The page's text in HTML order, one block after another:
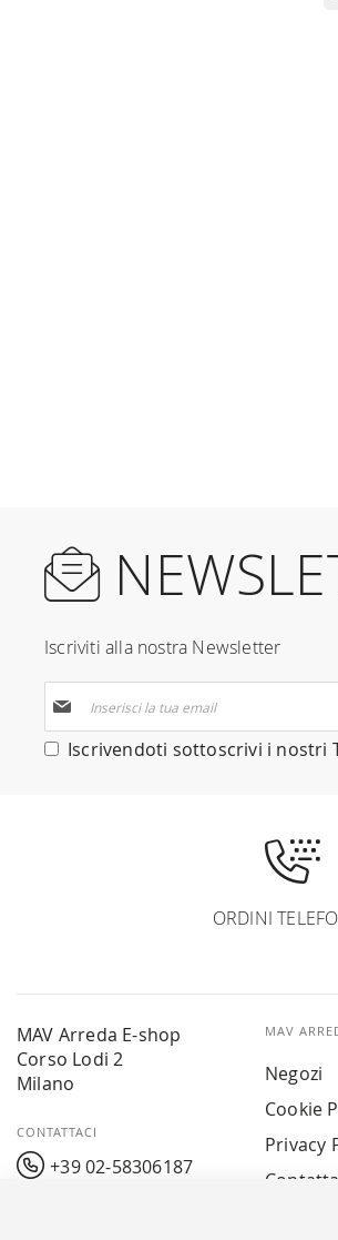
Iscriviti alla nostra Newsletter
alla
nostra
Iscrivendoti sottoscrivi i nostri
ORDINI
MAV Arreda E-shop
Corso Lodi 2
Milano
CONTATTACI
+39 02-58306187
MAV
Negozi
Cookie
Privacy